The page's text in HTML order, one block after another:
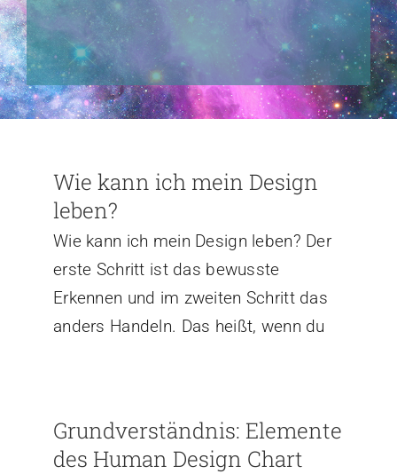
Wie kann ich mein Design
leben?
Wie kann ich mein Design leben? Der
erste Schritt ist das bewusste
Erkennen und im zweiten Schritt das
anders Handeln. Das heißt, wenn du
Grundverständnis: Elemente
des Human Design Chart